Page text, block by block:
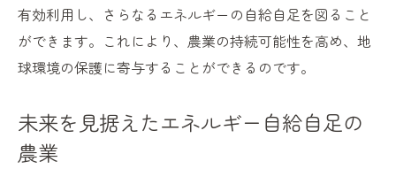
有効利用し、さらなるエネルギーの自給自足を図ること
ができます。これにより、農業の持続可能性を高め、地
球環境の保護に寄与することができるのです。
未来を見据えたエネルギー自給自足の
農業